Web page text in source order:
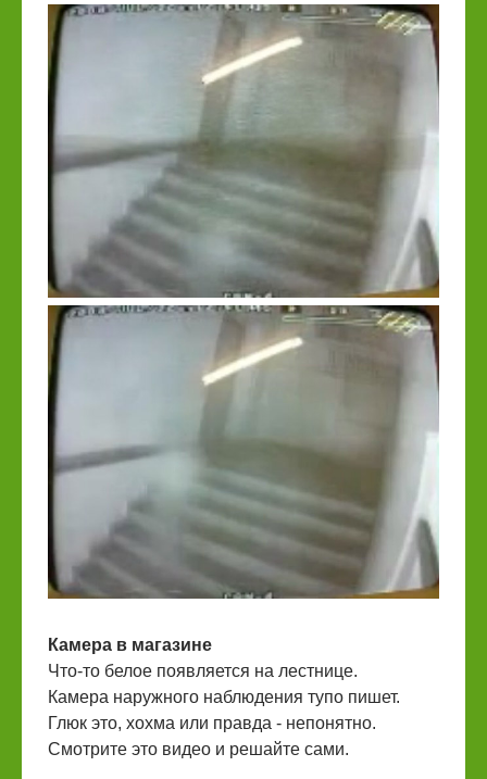
Камера в магазине
Что-то белое появляется на лестнице.
Камера наружного наблюдения тупо пишет.
Глюк это, хохма или правда - непонятно.
Смотрите это видео и решайте сами.